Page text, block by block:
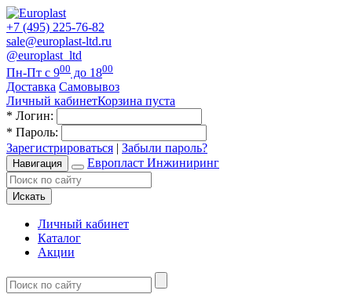
+7 (495) 225-76-82
sale@europlast-ltd.ru
@europlast_ltd
Пн-Пт с 900 до 1800
Доставка Самовывоз
Личный кабинетКорзина пуста
* Логин:
* Пароль:
Зарегистрироваться | Забыли пароль?
Навигация Европласт Инжиниринг
Искать
Личный кабинет
Каталог
Акции